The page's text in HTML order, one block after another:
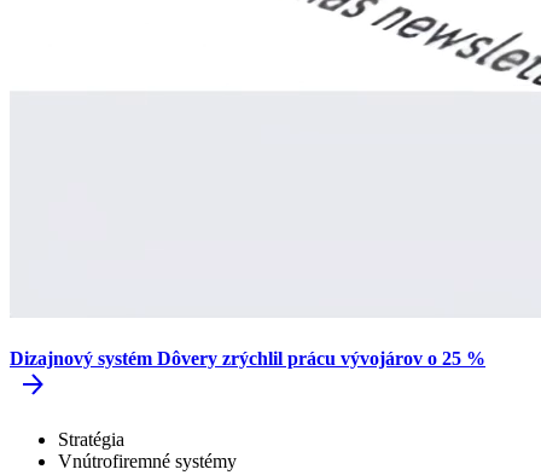
Dizajnový systém Dôvery zrýchlil prácu vývojárov o 25 %
Stratégia
Vnútrofiremné systémy